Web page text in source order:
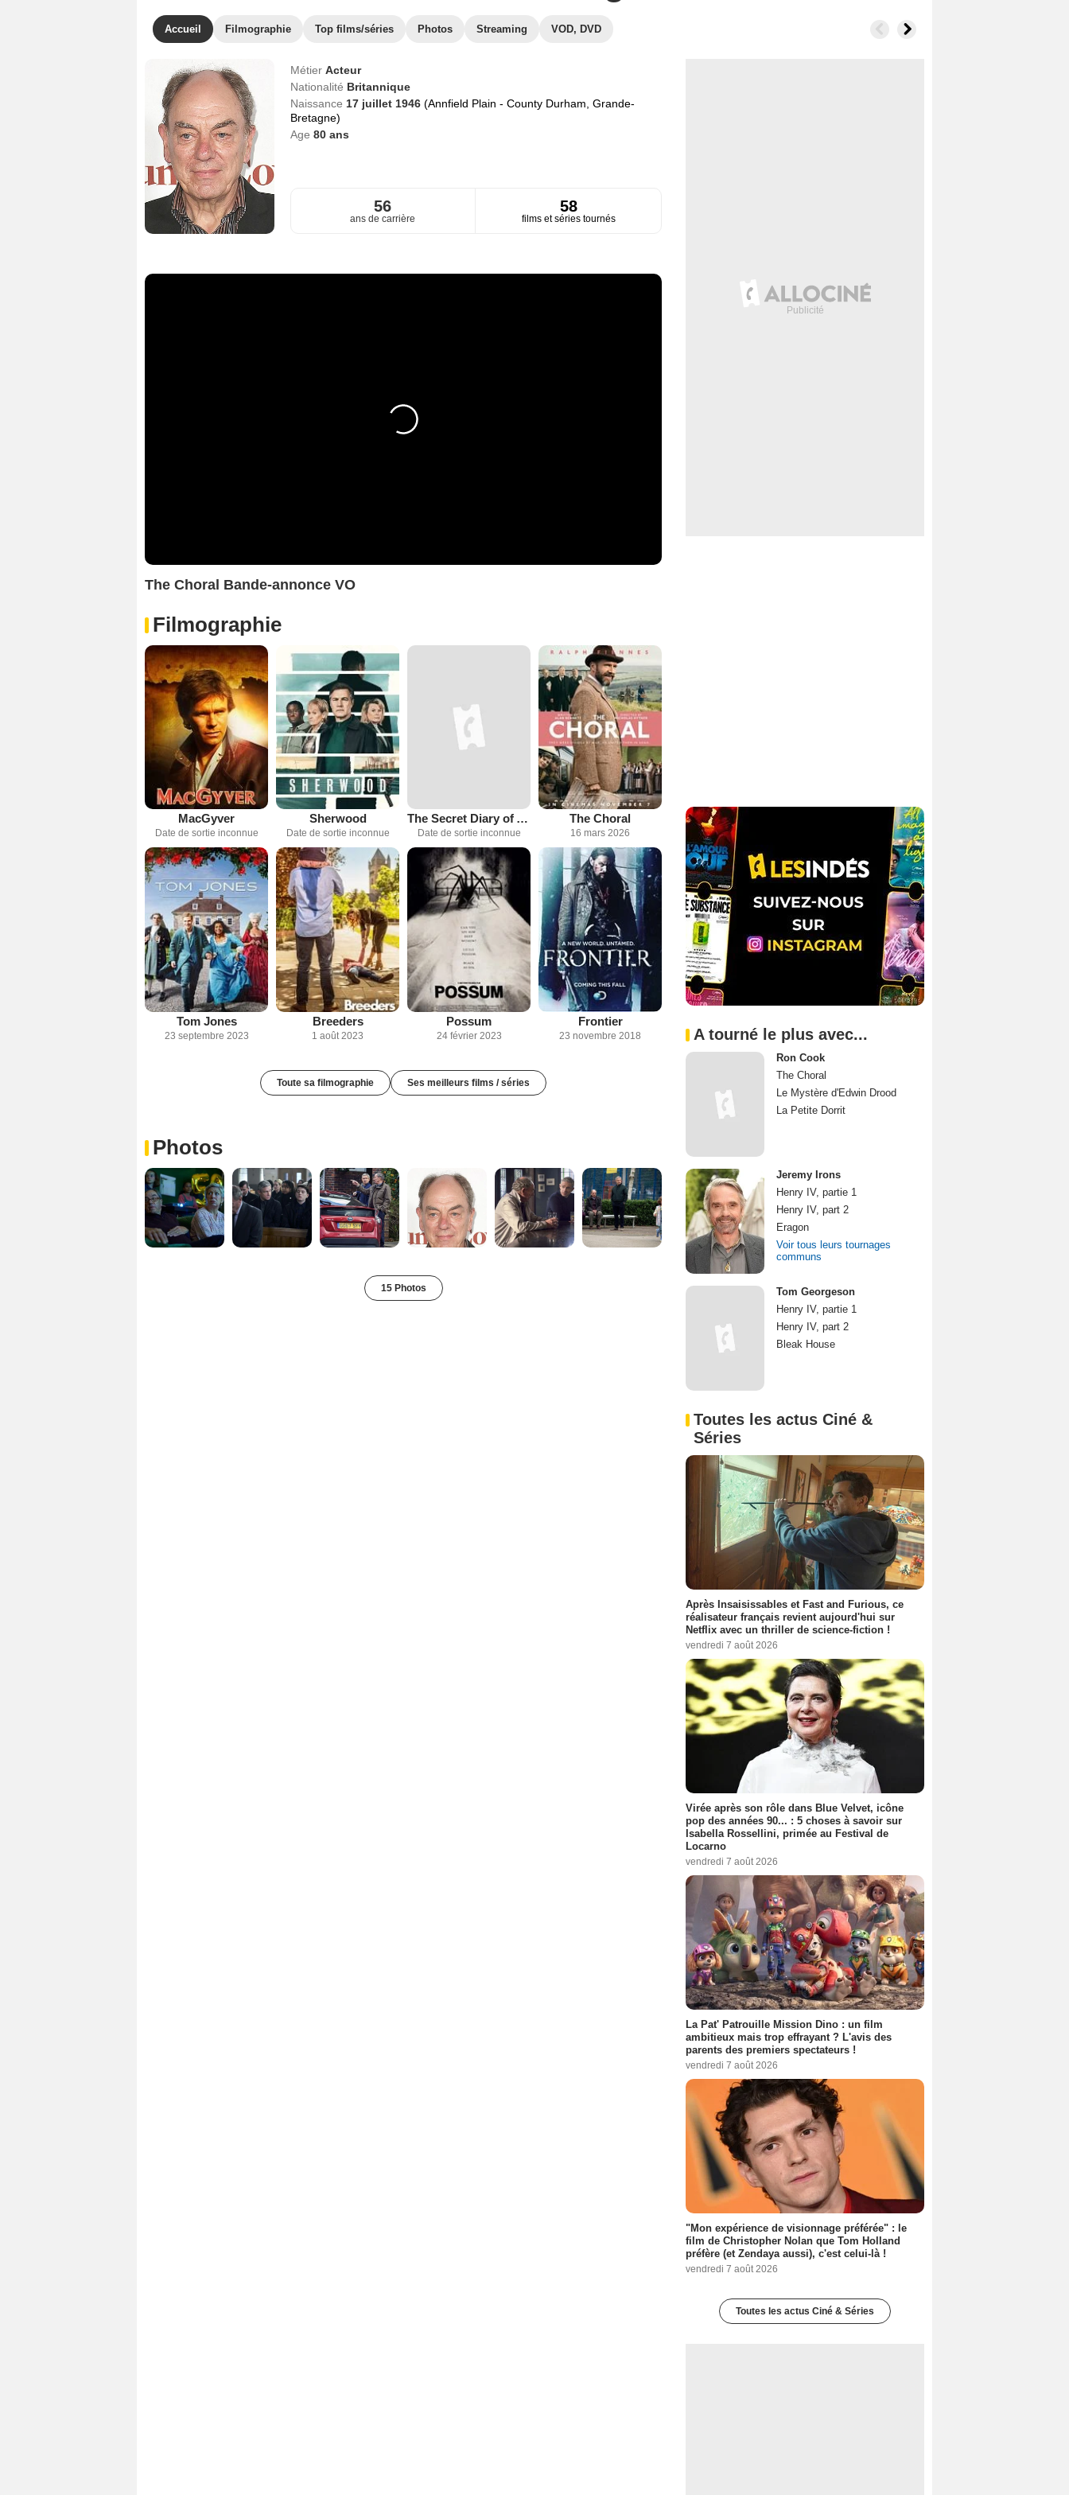
Accueil Filmographie Top films/séries Photos Streaming VOD, DVD
Métier Acteur
Nationalité Britannique
Naissance 17 juillet 1946 (Annfield Plain - County Durham, Grande-
Bretagne)
Age 80ans
56
ans de carrière
58
films et séries tournés
The Choral Bande-annonce VO
Filmographie
MacGyver
Date de sortie inconnue
Sherwood
Date de sortie inconnue
The Secret Diary of Adrian Mole, Aged 13 3/4
Date de sortie inconnue
The Choral
16 mars 2026
Tom Jones
23 septembre 2023
Breeders
1 août 2023
Possum
24 février 2023
Frontier
23 novembre 2018
Toute sa filmographie Ses meilleurs films / séries
Photos
15 Photos
A tourné le plus avec...
Ron Cook
The Choral
Le Mystère d'Edwin Drood
La Petite Dorrit
Jeremy Irons
Henry IV, partie 1
Henry IV, part 2
Eragon
Voir tous leurs tournages
communs
Tom Georgeson
Henry IV, partie 1
Henry IV, part 2
Bleak House
Toutes les actus Ciné &
Séries
Après Insaisissables et Fast and Furious, ce
réalisateur français revient aujourd'hui sur
Netflix avec un thriller de science-fiction !
vendredi 7 août 2026
Virée après son rôle dans Blue Velvet, icône
pop des années 90... : 5 choses à savoir sur
Isabella Rossellini, primée au Festival de
Locarno
vendredi 7 août 2026
La Pat' Patrouille Mission Dino : un film
ambitieux mais trop effrayant ? L'avis des
parents des premiers spectateurs !
vendredi 7 août 2026
"Mon expérience de visionnage préférée" : le
film de Christopher Nolan que Tom Holland
préfère (et Zendaya aussi), c'est celui-là !
vendredi 7 août 2026
Toutes les actus Ciné & Séries